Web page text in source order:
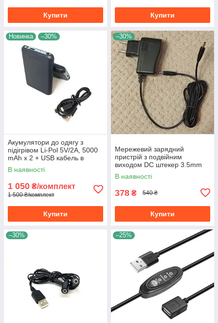
Купити Купити
Новинка –30%
Акумулятори до одягу з
підігрівом Li-Pol 5V/2A, 5000
mAh х 2 + USB кабель в
комплекті
В наявності
1 050 ₴/комплект
1 500 ₴/комплект
Купити
–30%
Мережевий зарядний
пристрій з подвійним
виходом DC штекер 3.5mm
для рукавичок з підігрівом
В наявності
378 ₴ 540 ₴
Купити
–30% –25%